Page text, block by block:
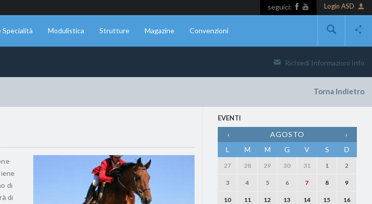
Login ASD
seguici:
Specialità Modulistica Strutture Magazine Convenzioni
Richiedi Informazioni Info
Torna Indietro
di
di
EVENTI
‹ AGOSTO
›
L
M M G V S D
27 28 29 30 31 1 2
3 4 5 6 7 8 9
10 11 12 13 14 15 16